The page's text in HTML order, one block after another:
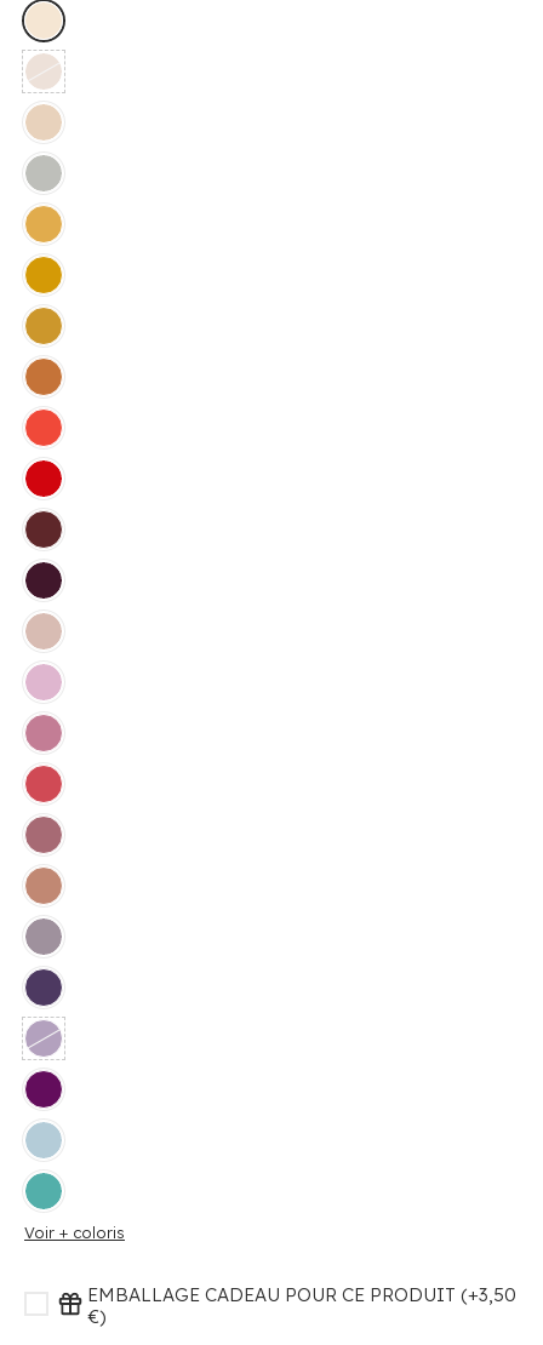
Voir + coloris
EMBALLAGE CADEAU POUR CE PRODUIT (+3,50
€)